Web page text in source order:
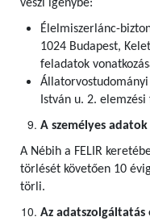
veszi igénybe:
Élelmiszerlánc-
1024 Budapest,
feladatok
Állatorvostudományi
István u. 2.
A személyes
A Nébih a FELIR
törlését követően 10
törli.
Az adatszolgáltatás